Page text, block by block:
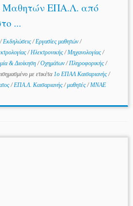
Μαθητών ΕΠΑ.Λ. από
...
/Εκδηλώσεις/Εργασίες μαθητών/
/Ηλεκτρονικής/Μηχανολογίας/
& Διοίκηση/Οχημάτων/Πληροφορικής/
με ετικέτα1ο ΕΠΑΛ Καισαριανής/
/ΕΠΑ.Λ. Καισαριανής/μαθητές/ΜΝΑΕ